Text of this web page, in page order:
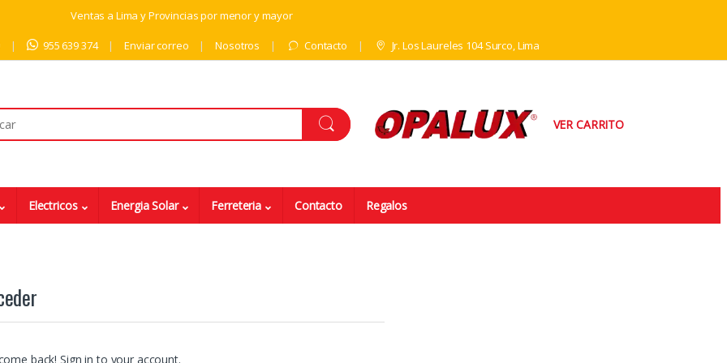
Ventas a Lima y Provincias por menor y mayor
955 639 374 Enviar correo Nosotros Contacto Jr. Los Laureles 104 Surco, Lima
VER CARRITO
Electricos Energia Solar Ferreteria Contacto Regalos
back! Sign in to your account.